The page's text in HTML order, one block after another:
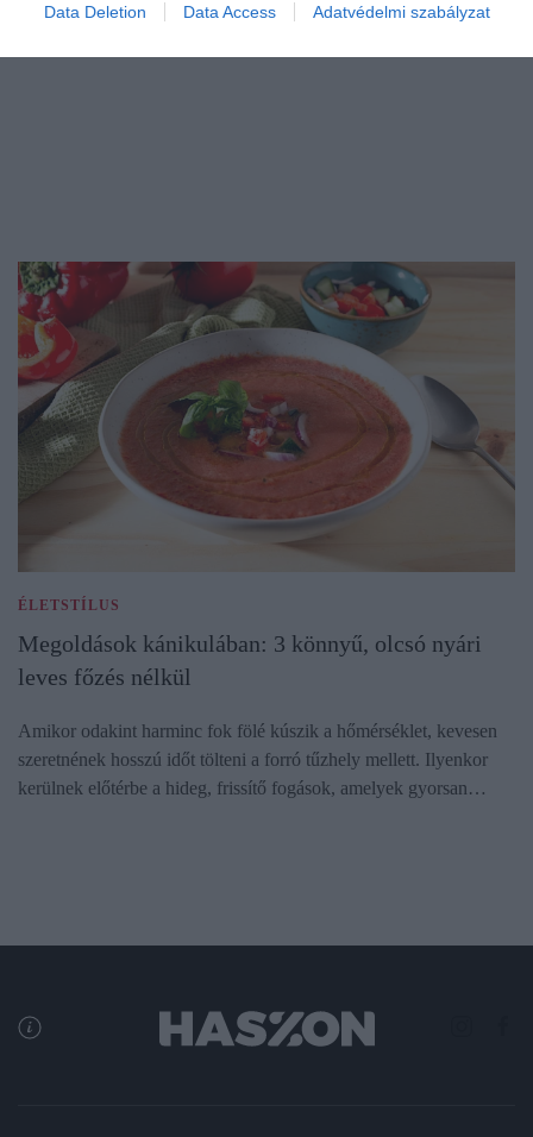
Data Deletion Data Access Adatvédelmi szabályzat
ÉLETSTÍLUS
Megoldások kánikulában: 3 könnyű, olcsó nyári
leves főzés nélkül
Amikor odakint harminc fok fölé kúszik a hőmérséklet, kevesen
szeretnének hosszú időt tölteni a forró tűzhely mellett. Ilyenkor
kerülnek előtérbe a hideg, frissítő fogások, amelyek gyorsan…